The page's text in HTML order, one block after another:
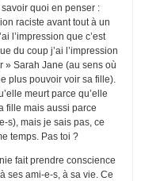
quoi en penser :
raciste avant tout à un
l’impression que c’est
du coup j’ai l’impression
» Sarah Jane (au sens où
plus pouvoir voir sa fille).
meurt parce qu’elle
fille mais aussi parce
s), mais je sais pas, ce
temps. Pas toi ?
fait prendre conscience
ses ami-e-s, à sa vie. Ce